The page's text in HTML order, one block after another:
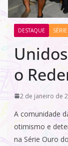
DESTAQUE
o
2 de janeiro de
A comunidade
otimismo e
na Série Ouro